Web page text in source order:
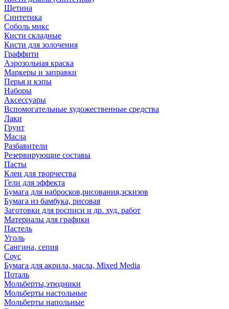
Щетина
Синтетика
Соболь микс
Кисти складные
Кисти для золочения
Граффити
Аэрозольная краска
Маркеры и заправки
Перья и кэпы
Наборы
Аксессуары
Вспомогательные художественные средства
Лаки
Грунт
Масла
Разбавители
Резервирующие составы
Пасты
Клеи для творчества
Гели для эффекта
Бумага для набросков,рисования,эскизов
Бумага из бамбука, рисовая
Заготовки для росписи и др. худ. работ
Материалы для графики
Пастель
Уголь
Сангина, сепия
Соус
Бумага для акрила, масла, Mixed Media
Поталь
Мольберты,этюдники
Мольберты настольные
Мольберты напольные